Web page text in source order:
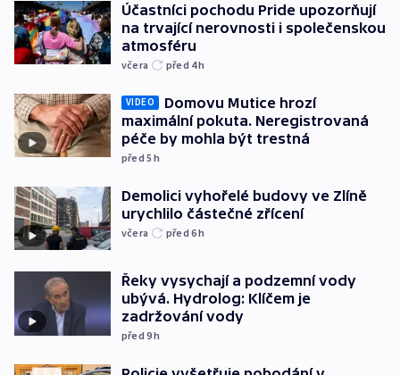
Účastníci pochodu Pride upozorňují
na trvající nerovnosti i společenskou
atmosféru
včera před 4h
VIDEO
Domovu Mutice hrozí
maximální pokuta. Neregistrovaná
péče by mohla být trestná
před 5h
Demolici vyhořelé budovy ve Zlíně
urychlilo částečné zřícení
včera před 6h
Řeky vysychají a podzemní vody
ubývá. Hydrolog: Klíčem je
zadržování vody
před 9h